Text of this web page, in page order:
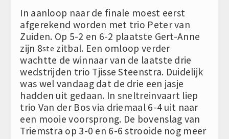
In aanloop naar de finale moest eerst
afgerekend worden met trio Peter van
Zuiden. Op 5-2 en 6-2 plaatste Gert-Anne
zijn 8ste zitbal. Een omloop verder
wachtte de winnaar van de laatste drie
wedstrijden trio Tjisse Steenstra. Duidelijk
was wel vandaag dat de drie een jasje
hadden uit gedaan. In sneltreinvaart liep
trio Van der Bos via driemaal 6-4 uit naar
een mooie voorsprong. De bovenslag van
Triemstra op 3-0 en 6-6 strooide nog meer